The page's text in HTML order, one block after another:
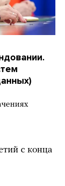
с конца